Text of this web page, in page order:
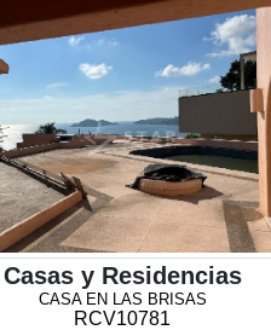
Casas y Residencias
CASA EN LAS BRISAS
RCV10781